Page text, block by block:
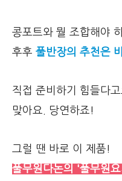
콩포트와 뭘 조합해야
후후 풀반장의 추천은
직접 준비하기 힘들다
맞아요. 당연하죠!
그럴 땐 바로 이 제품!
풀무원다논의 '풀무원